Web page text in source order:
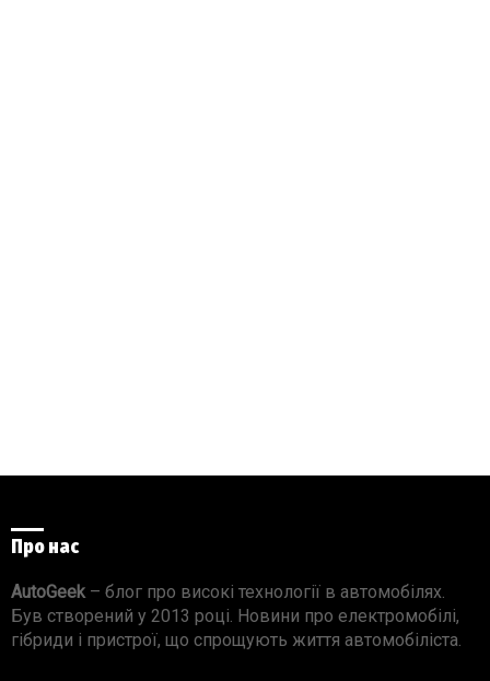
Про нас
AutoGeek– блог про високі технології в автомобілях.
Був створений у 2013 році. Новини про електромобілі,
гібриди і пристрої, що спрощують життя автомобіліста.